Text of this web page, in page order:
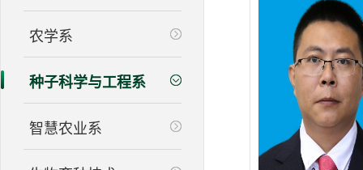
农学系
种子科学与工程系
智慧农业系